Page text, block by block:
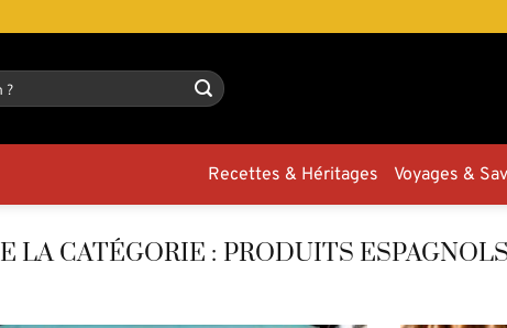
Recettes & Héritages Voyages &
PRODUITS ESPAGNOLS